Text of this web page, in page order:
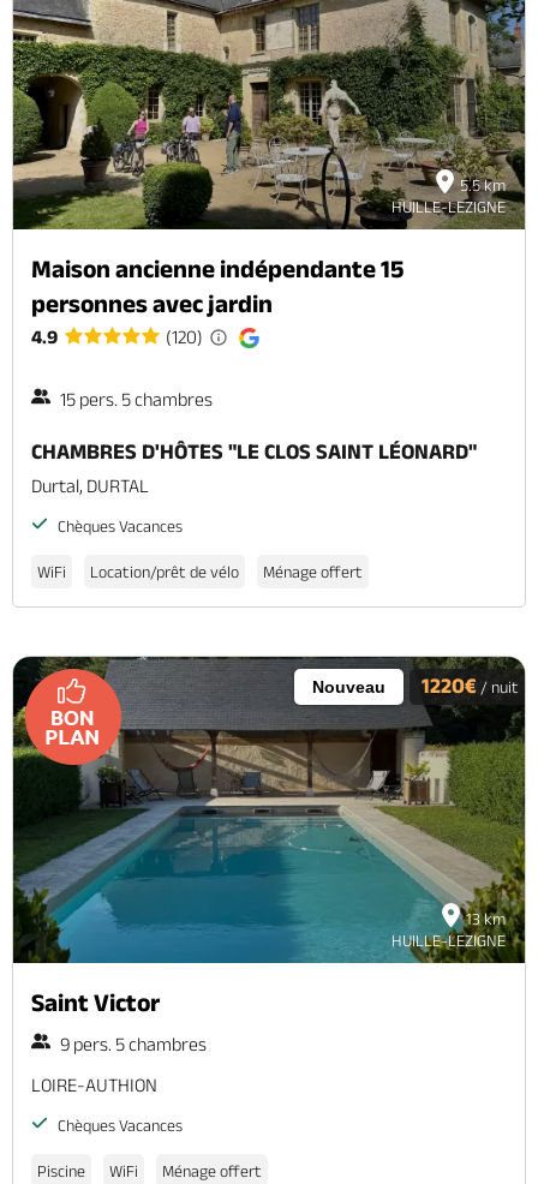
5.5 km
HUILLE-LEZIGNE
Maison ancienne indépendante 15
personnes avec jardin
4.9 (120)
15 pers. 5 chambres
CHAMBRES D'HÔTES "LE CLOS SAINT LÉONARD"
Durtal, DURTAL
Chèques Vacances
WiFi Location/prêt de vélo Ménage offert
13 km
HUILLE-LEZIGNE
Nouveau 1220€ / nuit
Saint Victor
9 pers. 5 chambres
LOIRE-AUTHION
Chèques Vacances
Piscine WiFi Ménage offert